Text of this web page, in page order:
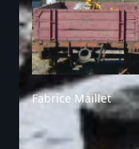
Fabrice Maillet